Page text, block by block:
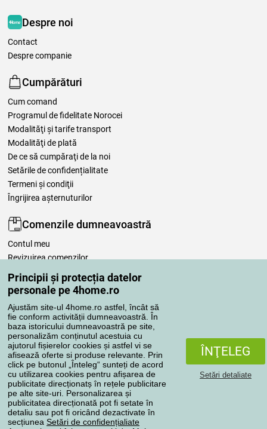
Principii și protecția datelor
personale pe 4home.ro
Ajustăm site-ul 4home.ro astfel, încât să
fie conform activității dumneavoastră. În
baza istoricului dumneavoastră pe site,
personalizăm conținutul acestuia cu
ajutorul fișierelor cookies și astfel vi se
afisează oferte si produse relevante. Prin
click pe butonul „Înteleg“ sunteți de acord
cu utilizarea cookies pentru afișarea de
publicitate direcționatș în rețele publicitare
pe alte site-uri. Personalizarea și
publicitatea direcționată pot fi setate în
detaliu sau pot fi oricând dezactivate în
secțiunea Setări de confidențialiate
ÎNŢELEG
Setări detaliate
Despre noi
Contact
Despre companie
Cumpărături
Cum comand
Programul de fidelitate Norocei
Modalităţi şi tarife transport
Modalităţi de plată
De ce să cumpăraţi de la noi
Setările de confidențialitate
Termeni şi condiţii
Îngrijirea așternuturilor
Comenzile dumneavoastră
Contul meu
Revizuirea comenzilor
Reclamaţii
Retragere de la contract
Regulile de procesare a recenziilor
Metode de transport
Metode de plată
Magazin de încredere